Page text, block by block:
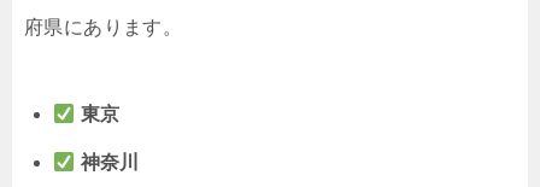
府県にあります。
東京
神奈川